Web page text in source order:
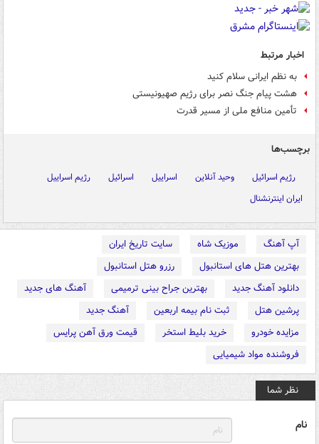
اخبار مرتبط
به نظم ایرانی سلام کنید
هشت پیام جنگ نصر برای رژیم صهیونیستی
تأمین منافع ملی از مسیر قدرت
برچسب‌ها
رژیم اسرائیل وحید آنلاین اسراییل اسرائیل
رژیم اسراییل
ایران اینترنشنال
آپ آهنگ موزیک شاه
سایت تاریخ ایران
بهترین هتل های استانبول
رزرو هتل استانبول
دانلود آهنگ جدید
بهترین جراح بینی ترمیمی
آهنگ های جدید
پرشین هتل
ثبت نام بیمه اربعین
آهنگ جدید
مزایده خودرو
خرید بلیط استخر
قیمت ورق آهن پرایس
فروشنده مواد شیمیایی
نظر شما
نام